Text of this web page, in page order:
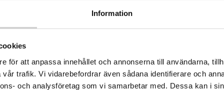
Information
för att anpassa innehållet och annonserna till användarna,
trafik. Vi vidarebefordrar även sådana identifierare och
och analysföretag som vi samarbetar med. Dessa kan i
köerna är
på Orange blir
en bra vård
och
Dessutom
veckor.
inte ta dig till
krävs är dator